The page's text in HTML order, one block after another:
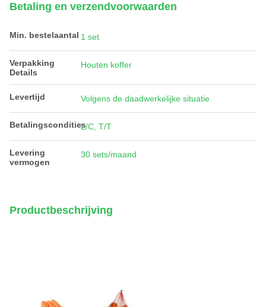
Betaling en verzendvoorwaarden
Min. bestelaantal 1 set
Verpakking
Details
Houten koffer
Levertijd Volgens de daadwerkelijke situatie
BetalingsconditiesL/C, T/T
Levering
vermogen
30 sets/maand
Productbeschrijving